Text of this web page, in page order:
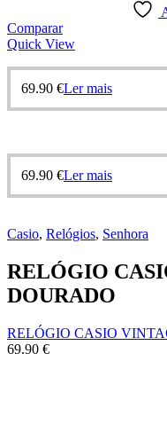
Comparar
Quick View
69.90 €Ler mais
69.90 €Ler mais
Casio, Relógios, Senhora
RELÓGIO
DOURADO
RELÓGIO CASIO
69.90 €